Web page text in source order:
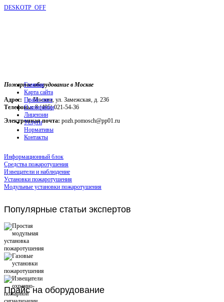
DESKOTP_OFF
Пожарное оборудование в Москве
Адрес: г. Москва, ул. Замежская, д. 236
Телефоны:8 (495) 021-54-36
Электронная почта: pozh.pomosch@pp01.ru
Главная
Карта сайта
Прайс-лист
О компании
Лицензии
Услуги
Нормативы
Контакты
Информационный блок
Средства пожаротушения
Извещатели и наблюдение
Установки пожаротушения
Модульные установки пожаротушения
Популярные статьи экспертов
Прайсна оборудование